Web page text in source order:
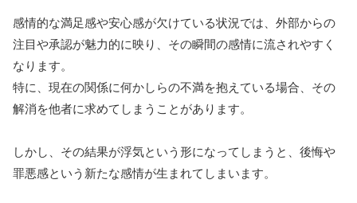
感情的な満足感や安心感が欠けている状況では、外部からの
注目や承認が魅力的に映り、その瞬間の感情に流されやすく
なります。
特に、現在の関係に何かしらの不満を抱えている場合、その
解消を他者に求めてしまうことがあります。
しかし、その結果が浮気という形になってしまうと、後悔や
罪悪感という新たな感情が生まれてしまいます。